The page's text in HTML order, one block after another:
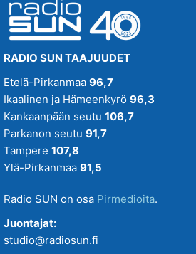
RADIO SUN TAAJUUDET
Etelä-Pirkanmaa 96,7
Ikaalinen ja Hämeenkyrö 96,3
Kankaanpään seutu 106,7
Parkanon seutu 91,7
Tampere 107,8
Ylä-Pirkanmaa 91,5
Radio SUN on osa Pirmedioita.
Juontajat:
studio@radiosun.fi